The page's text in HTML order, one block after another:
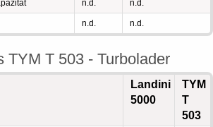
n.d. n.d.
n.d. n.d.
TYM T 503 - Turbolader
Landini
5000
TYM
T
503